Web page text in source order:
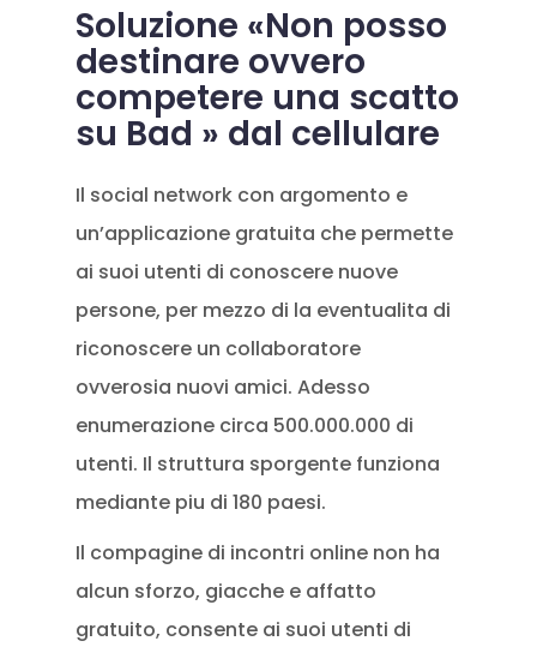
Soluzione «Non posso
destinare ovvero
competere una scatto
su Bad » dal cellulare
Il social network con argomento e
un’applicazione gratuita che permette
ai suoi utenti di conoscere nuove
persone, per mezzo di la eventualita di
riconoscere un collaboratore
ovverosia nuovi amici. Adesso
enumerazione circa 500.000.000 di
utenti. Il struttura sporgente funziona
mediante piu di 180 paesi.
Il compagine di incontri online non ha
alcun sforzo, giacche e affatto
gratuito, consente ai suoi utenti di